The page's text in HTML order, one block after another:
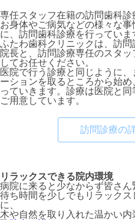
専任スタッフ在籍の訪問歯科診
お身体やご病気などの様々な
に、訪問歯科診療を行っていま
ふたわ歯科クリニックは、訪
院長と、訪問診療専任のスタ
してお任せください。
医院で行う診療と同じように
ーションを取るところから始
っていきます。診療は医院と
ご用意しています。
訪問診療の
リラックスできる院内環境
病院に来ると少なからず皆さん
待ち時間を少しでもリラック
に、
木や自然を取り入れた温かい内